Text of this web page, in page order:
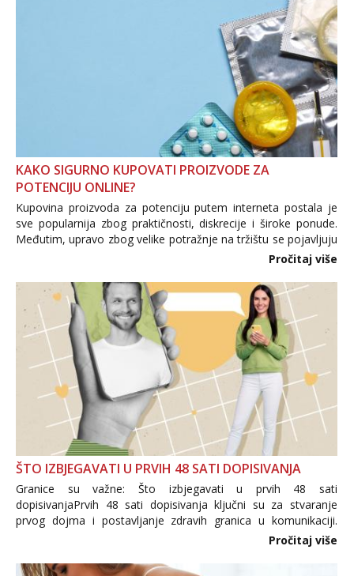
KAKO SIGURNO KUPOVATI PROIZVODE ZA
POTENCIJU ONLINE?
Kupovina proizvoda za potenciju putem interneta postala je
sve popularnija zbog praktičnosti, diskrecije i široke ponude.
Međutim, upravo zbog velike potražnje na tržištu se pojavljuju
i brojni krivotvoreni proizvodi, nepouzdane internetske
Pročitaj više
ŠTO IZBJEGAVATI U PRVIH 48 SATI DOPISIVANJA
Granice su važne: Što izbjegavati u prvih 48 sati
dopisivanjaPrvih 48 sati dopisivanja ključni su za stvaranje
prvog dojma i postavljanje zdravih granica u komunikaciji.
Važno je izbjeći prebrzo otkrivanje osobnih ili intimnih
informacija, jer nepoznata osoba još nije zaslužila to
povjerenje. Takođe...
Pročitaj više